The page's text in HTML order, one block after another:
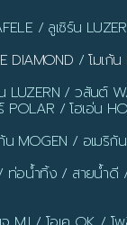
/ ลูเซิร์น
DIAMOND /โมเก้
LUZERN / วสันต์
POLAR / โฮเอ่น
MOGEN / อเมริกั
ท่อน้ำทิ้ง / สายน้ำ